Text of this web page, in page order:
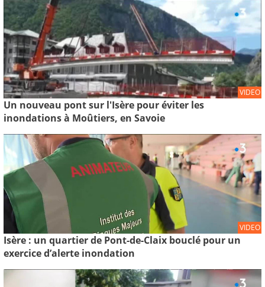
VIDEO
Un nouveau pont sur l'Isère pour éviter les
inondations à Moûtiers, en Savoie
VIDEO
Isère : un quartier de Pont-de-Claix bouclé pour un
exercice d’alerte inondation